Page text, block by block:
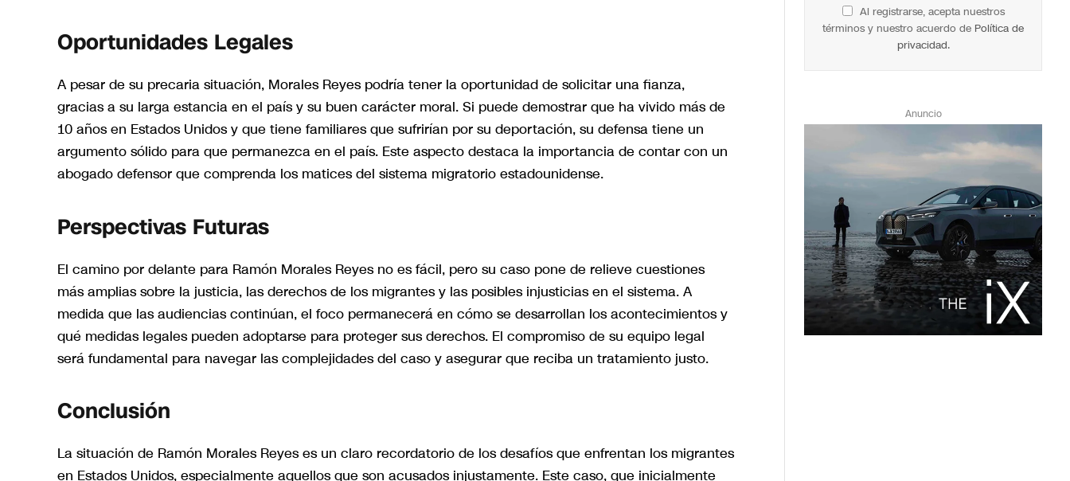
Oportunidades Legales
A pesar de su precaria situación, Morales Reyes podría tener la oportunidad de solicitar una fianza,
gracias a su larga estancia en el país y su buen carácter moral. Si puede demostrar que ha vivido más de
10 años en Estados Unidos y que tiene familiares que sufrirían por su deportación, su defensa tiene un
argumento sólido para que permanezca en el país. Este aspecto destaca la importancia de contar con un
abogado defensor que comprenda los matices del sistema migratorio estadounidense.
Perspectivas Futuras
El camino por delante para Ramón Morales Reyes no es fácil, pero su caso pone de relieve cuestiones
más amplias sobre la justicia, las derechos de los migrantes y las posibles injusticias en el sistema. A
medida que las audiencias continúan, el foco permanecerá en cómo se desarrollan los acontecimientos y
qué medidas legales pueden adoptarse para proteger sus derechos. El compromiso de su equipo legal
será fundamental para navegar las complejidades del caso y asegurar que reciba un tratamiento justo.
Conclusión
La situación de Ramón Morales Reyes es un claro recordatorio de los desafíos que enfrentan los migrantes
en Estados Unidos, especialmente aquellos que son acusados injustamente. Este caso, que inicialmente
Al registrarse, acepta nuestros
términos y nuestro acuerdo de Política de
privacidad.
Anuncio